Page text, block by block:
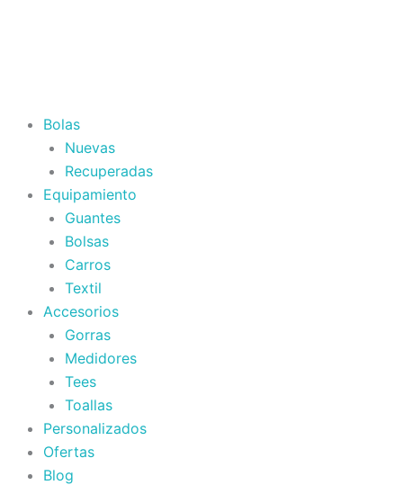
Bolas
Nuevas
Recuperadas
Equipamiento
Guantes
Bolsas
Carros
Textil
Accesorios
Gorras
Medidores
Tees
Toallas
Personalizados
Ofertas
Blog